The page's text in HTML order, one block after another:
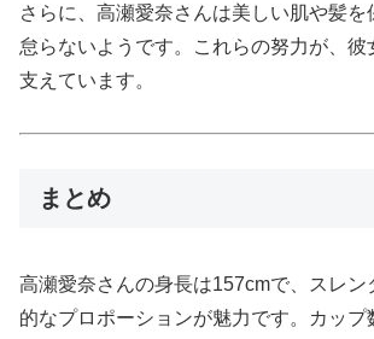
さらに、高瀬愛奈さんは美しい肌や髪を
怠らないようです。これらの努力が、彼
支えています。
まとめ
高瀬愛奈さんの身長は157cmで、スレン
的なプロポーションが魅力です。カップ